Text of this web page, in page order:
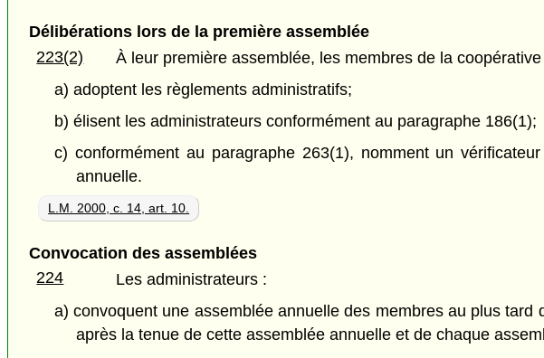
Délibérations lors de la première assemblée
223(2)
À leur première assemblée, les membres de la coopérative
a) adoptent les règlements administratifs;
b) élisent les administrateurs conformément au paragraphe 186(1);
c) conformément au paragraphe 263(1), nomment un
annuelle.
L.M. 2000, c. 14, art. 10.
Convocation des assemblées
224
Les administrateurs :
a) convoquent une assemblée annuelle des membres au plus
après la tenue de cette assemblée annuelle et de chaque